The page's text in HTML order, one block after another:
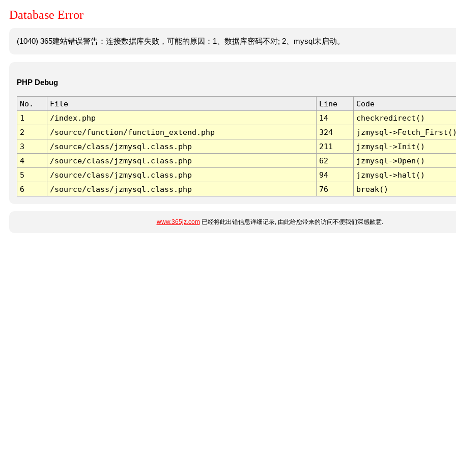
Database Error
(1040) 365建站错误警告：连接数据库失败，可能的原因：1、数据库密码不对; 2、mysql未启动。
PHP Debug
No. File Line
Code
1
/index.php 14
checkredirect()
2
/source/function/function_extend.php 324
jzmysql-
3
/source/class/jzmysql.class.php 211
jzmysql->Init()
4
/source/class/jzmysql.class.php 62
jzmysql->Open()
5
/source/class/jzmysql.class.php 94
jzmysql->halt()
6
/source/class/jzmysql.class.php 76 break()
www.365jz.com已经将此出错信息详细记录, 由此给您带来的访问不便我们深感歉意.